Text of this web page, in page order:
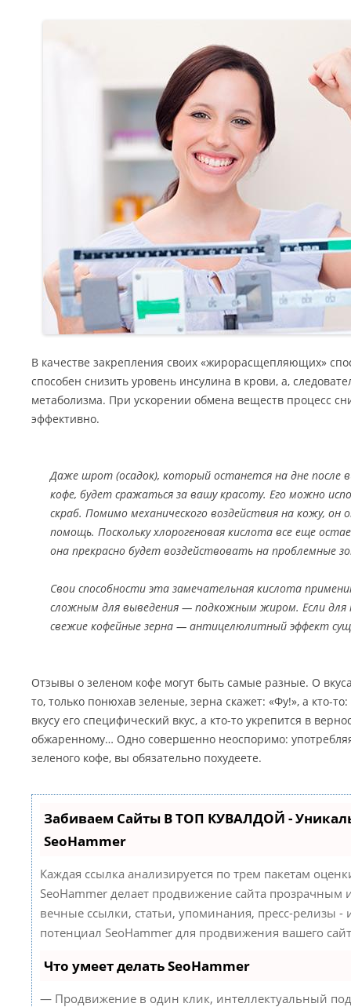
В качестве закрепления своих «жирорасщепляющих»
способен снизить уровень инсулина в крови, а,
метаболизма. При ускорении обмена веществ процесс
эффективно.
Даже шрот (осадок), который останется на дне после
кофе, будет сражаться за вашу красоту. Его можно
скраб. Помимо механического воздействия на кожу, он
помощь. Поскольку хлорогеновая кислота все еще
она прекрасно будет воздействовать на проблемные
Свои способности эта замечательная кислота
сложным для выведения — подкожным жиром. Если для
свежие кофейные зерна — антицелюлитный эффект
Отзывы о зеленом кофе могут быть самые разные. О
то, только понюхав зеленые, зерна скажет: «Фу!», а кто-
вкусу его специфический вкус, а кто-то укрепится в
обжаренному… Одно совершенно неоспоримо:
зеленого кофе, вы обязательно похудеете.
Забиваем Сайты В ТОП КУВАЛДОЙ -
SeoHammer
Каждая ссылка анализируется по трем пакетам
SeoHammer делает продвижение сайта прозрачным
вечные ссылки, статьи, упоминания, пресс-релизы -
потенциал SeoHammer для продвижения вашего
Что умеет делать SeoHammer
— Продвижение в один клик, интеллектуальный